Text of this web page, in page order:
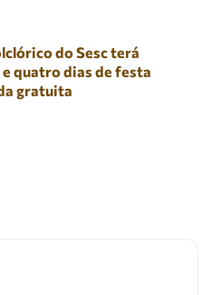
do Sesc terá
e quatro dias de festa
gratuita